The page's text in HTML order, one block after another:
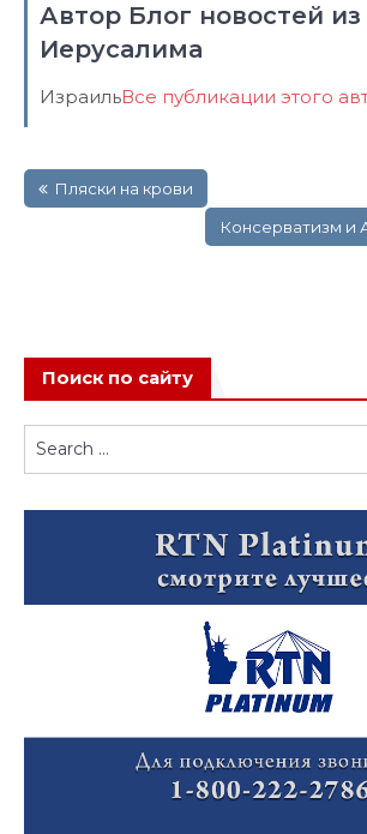
Автор Блог новостей из
Иерусалима
ИзраильВсе публикации этого
по Пляски на крови
Консерватизм и
Поиск по сайту
Search
for: